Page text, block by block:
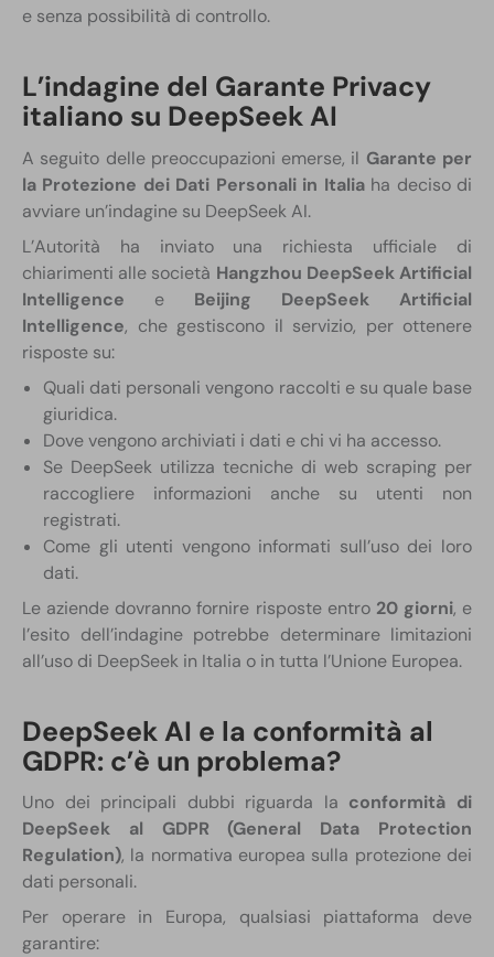
e senza possibilità di controllo.
L’indagine del Garante Privacy
italiano su DeepSeek AI
A seguito delle preoccupazioni emerse, il Garante per
la Protezione dei Dati Personali in Italiaha deciso di
avviare un’indagine su DeepSeek AI.
L’Autorità ha inviato una richiesta ufficiale di
chiarimenti alle società Hangzhou DeepSeek Artificial
Intelligence e Beijing DeepSeek Artificial
Intelligence, che gestiscono il servizio, per ottenere
risposte su:
Quali dati personali vengono raccolti e su quale base
giuridica.
Dove vengono archiviati i dati e chi vi ha accesso.
Se DeepSeek utilizza tecniche di web scraping per
raccogliere informazioni anche su utenti non
registrati.
Come gli utenti vengono informati sull’uso dei loro
dati.
Le aziende dovranno fornire risposte entro 20 giorni, e
l’esito dell’indagine potrebbe determinare limitazioni
all’uso di DeepSeek in Italia o in tutta l’Unione Europea.
DeepSeek AI e la conformità al
GDPR: c’è un problema?
Uno dei principali dubbi riguarda la conformità di
DeepSeek al GDPR (General Data Protection
Regulation), la normativa europea sulla protezione dei
dati personali.
Per operare in Europa, qualsiasi piattaforma deve
garantire: